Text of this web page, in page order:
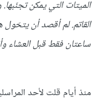
الميتات التي يمكن تجنّبها.
القاتم.لم أقصدأن يتحّول
ساعتانفقطقبل العشاء
منذ أيام قلت لأحد